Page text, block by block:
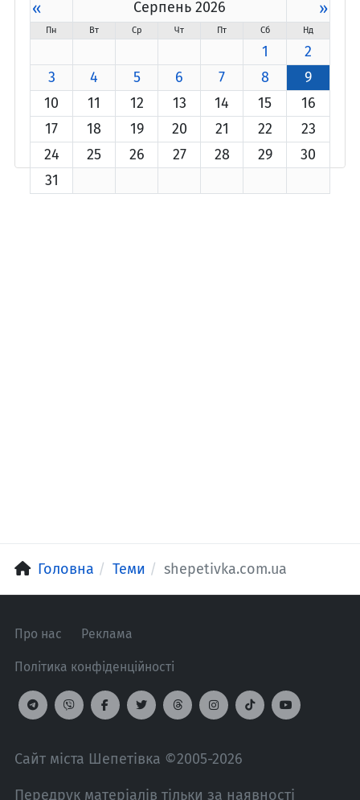
« Серпень 2026 »
Пн Вт Ср Чт Пт Сб Нд
1
2
3
4 5 6 7 8
9
10
11 12 13 14 15
16
17
18 19 20 21 22
23
24
25 26 27 28 29
30
31
Головна Теми shepetivka.com.ua
Про нас Реклама
Політика конфіденційності
Сайт міста Шепетівка ©2005-2026
Передрук матеріалів тільки за наявності